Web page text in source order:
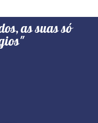
as suas só